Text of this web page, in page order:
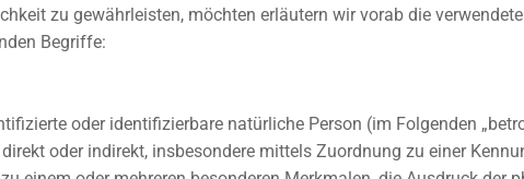
zu gewährleisten, möchten erläutern wir vorab die
Begriffe:
oder identifizierbare natürliche Person (im Folgenden
oder indirekt, insbesondere mittels Zuordnung zu einer